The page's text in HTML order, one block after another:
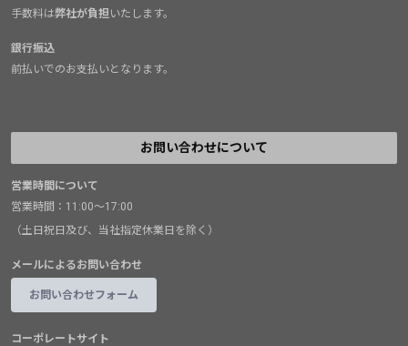
手数料は弊社が負担いたします。
銀行振込
前払いでのお支払いとなります。
お問い合わせについて
営業時間について
営業時間：11:00～17:00
（土日祝日及び、当社指定休業日を除く）
メールによるお問い合わせ
お問い合わせフォーム
コーポレートサイト